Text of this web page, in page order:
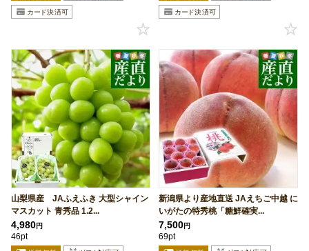
山梨県産 JAふえふき 大型シャイン
マスカット 青秀品 1.2...
4,980円
46pt
新潟県より産地直送 JAえちご中越 に
いがたの特秀桃「糖鮮確実...
7,500円
69pt